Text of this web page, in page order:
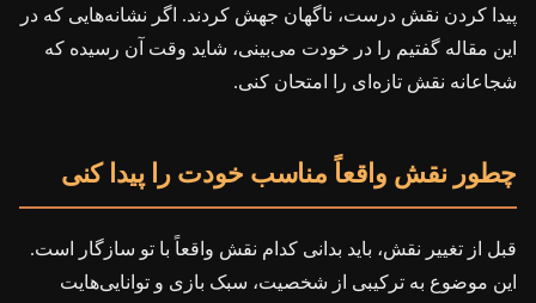
پیدا کردن نقش درست، ناگهان جهش کردند. اگر نشانه‌هایی که در
این مقاله گفتیم را در خودت می‌بینی، شاید وقت آن رسیده که
شجاعانه نقش تازه‌ای را امتحان کنی.
چطور نقش واقعاً مناسب خودت را پیدا کنی
قبل از تغییر نقش، باید بدانی کدام نقش واقعاً با تو سازگار است.
این موضوع به ترکیبی از شخصیت، سبک بازی و توانایی‌هایت